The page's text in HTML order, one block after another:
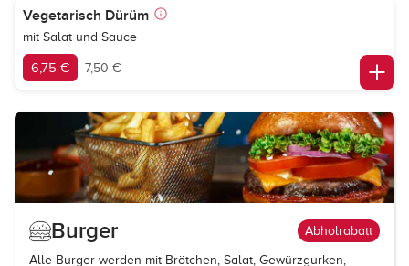
Vegetarisch Dürüm
mit Salat und Sauce
6,75 € 7,50 €
Burger Abholrabatt
Alle Burger werden mit Brötchen, Salat, Gewürzgurken,